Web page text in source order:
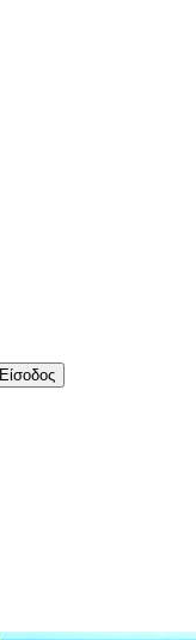
Είσοδος